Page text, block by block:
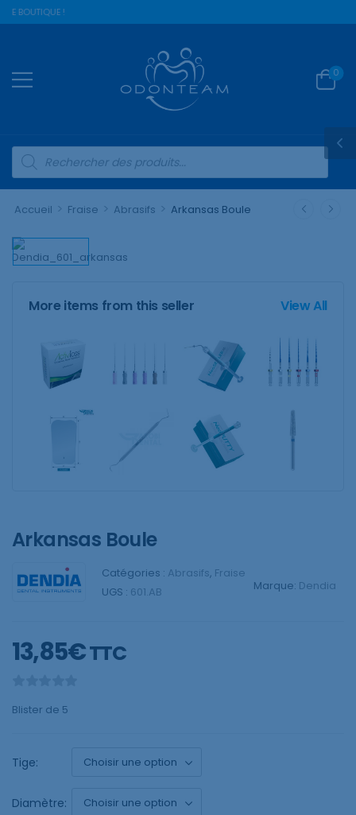
BOUTIQUE !
0
Accueil > Fraise > Abrasifs > Arkansas Boule
More items from this seller View All
Arkansas Boule
Catégories : Abrasifs, Fraise
UGS : 601.AB Marque: Dendia
13,85€TTC
Blister de 5
Tige:
Diamètre: